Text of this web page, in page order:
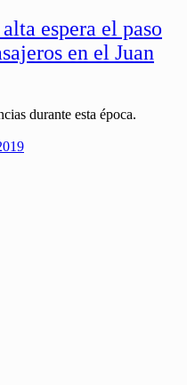
espera el paso
en el Juan
durante esta época.